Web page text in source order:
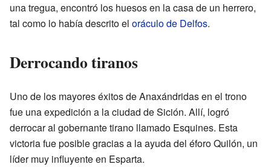
una tregua, encontró los huesos en la casa de un herrero,
tal como lo había descrito el oráculo de Delfos.
Derrocando tiranos
Uno de los mayores éxitos de Anaxándridas en el trono
fue una expedición a la ciudad de Sición. Allí, logró
derrocar al gobernante tirano llamado Esquines. Esta
victoria fue posible gracias a la ayuda del éforo Quilón, un
líder muy influyente en Esparta.